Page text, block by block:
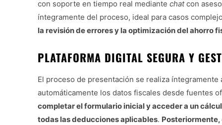
con soporte en tiempo real mediante chatcon
íntegramente del proceso, ideal para casos
la revisión de errores y la optimización del ahorro
PLATAFORMA DIGITAL SEGURA Y
El proceso de presentación se realiza
automáticamente los datos fiscales desde fuentes
completar el formulario inicial y acceder a un
todas las deducciones aplicables.